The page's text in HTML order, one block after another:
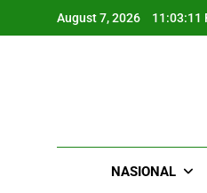
August 7, 2026 11:03:12
NASIONAL